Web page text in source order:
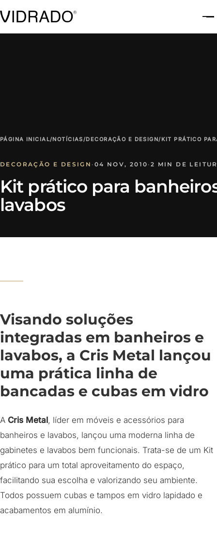
PÁGINA INICIAL/NOTÍCIAS/DECORAÇÃO E DESIGN/KIT PRÁTICO
DECORAÇÃO E DESIGN · 04 NOV, 2010 · 2 MIN DE
Kit prático para
lavabos
Visando soluções
integradas em banheiros e
lavabos, a Cris Metal lançou
uma prática linha de
bancadas e cubas em vidro
A Cris Metal, líder em móveis e acessórios para
banheiros e lavabos, lançou uma moderna linha de
gabinetes e lavabos bem funcionais. Trata-se de um Kit
prático para um total aproveitamento do espaço,
facilitando sua escolha e valorizando seu ambiente.
Todos possuem cubas e tampos em vidro lapidado e
acabamentos em alumínio.